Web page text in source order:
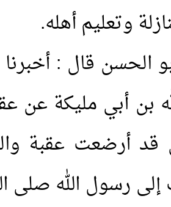
الحسن قال :
أبي مليكة عن
قد أرضعت عقبة
رسول الله صلى
4.
5.